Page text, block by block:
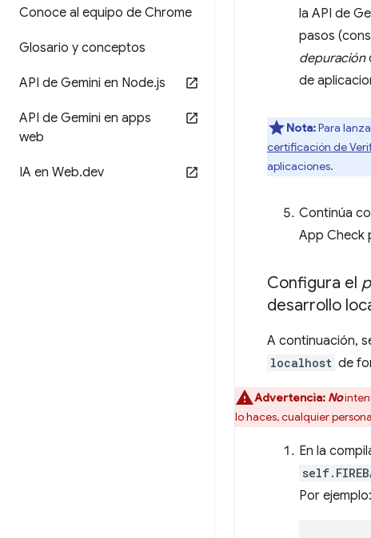
Conoce al equipo de Chrome
Glosario y conceptos
API de Gemini en Node.js
API de Gemini en apps
web
IA en Web.dev
la API de
pasos
depuración
de
Nota:Para
certificación de
aplicaciones.
Continúa
App Check
Configura el
desarrollo
A continuación,
localhost de
Advertencia: No
lo haces, cualquier
En la
Por ejemplo: